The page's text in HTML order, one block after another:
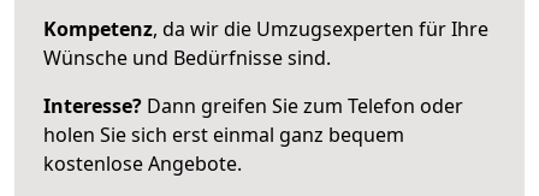
Kompetenz, da wir die Umzugsexperten für Ihre
Wünsche und Bedürfnisse sind.
Interesse? Dann greifen Sie zum Telefon oder
holen Sie sich erst einmal ganz bequem
kostenlose Angebote.